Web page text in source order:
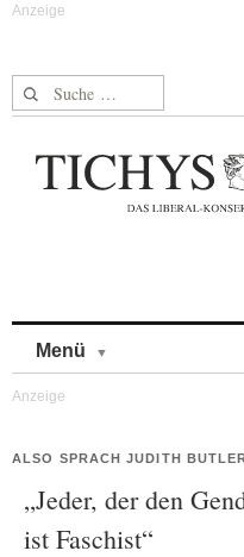
Suche nach:
Menü
ALSO SPRACH JUDITH
„Jeder, der den
ist Faschist“